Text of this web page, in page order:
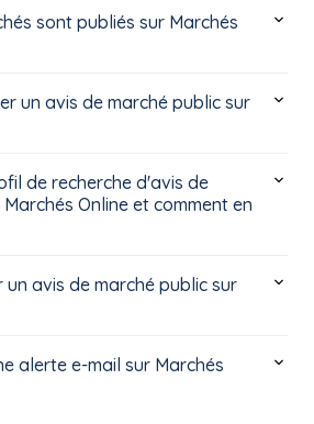
sont publiés sur Marchés
un avis de marché public sur
de recherche d'avis de
Online et comment en
avis de marché public sur
alerte e-mail sur Marchés